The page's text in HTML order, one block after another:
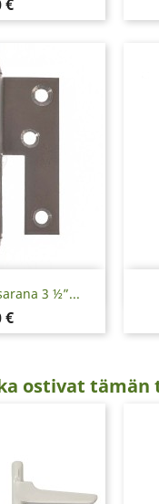
€
3 ½”...
€
ostivat